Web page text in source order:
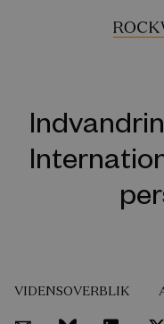
VIDENSOVERBLIK